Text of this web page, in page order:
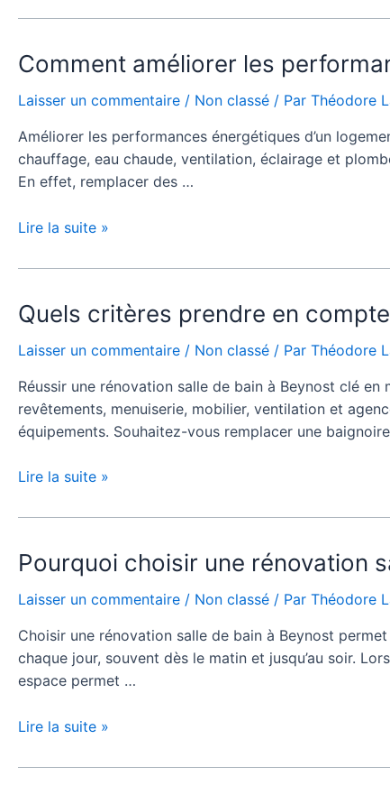
pour
optimiser
?
Comment améliorer les
Laisser un commentaire / Non classé / Par Théodore
Améliorer les performances énergétiques d’un
chauffage, eau chaude, ventilation, éclairage et
En effet, remplacer des …
Comment
les
performances
énergétiques
grâce
rénovation
bain
Beynost
Lire la suite »
Quels critères prendre en
Laisser un commentaire / Non classé / Par Théodore
Réussir une rénovation salle de bain à Beynost clé
revêtements, menuiserie, mobilier, ventilation et
équipements. Souhaitez-vous remplacer une
Quels
critères
prendre
compte
pour
réussir
rénovation
bain
Beynost
en
main
?
Lire la suite »
Pourquoi choisir une rénovation
Laisser un commentaire / Non classé / Par Théodore
Choisir une rénovation salle de bain à Beynost
chaque jour, souvent dès le matin et jusqu’au soir.
espace permet …
Pourquoi
une
salle
de
bain
Beynost
Lire la suite »